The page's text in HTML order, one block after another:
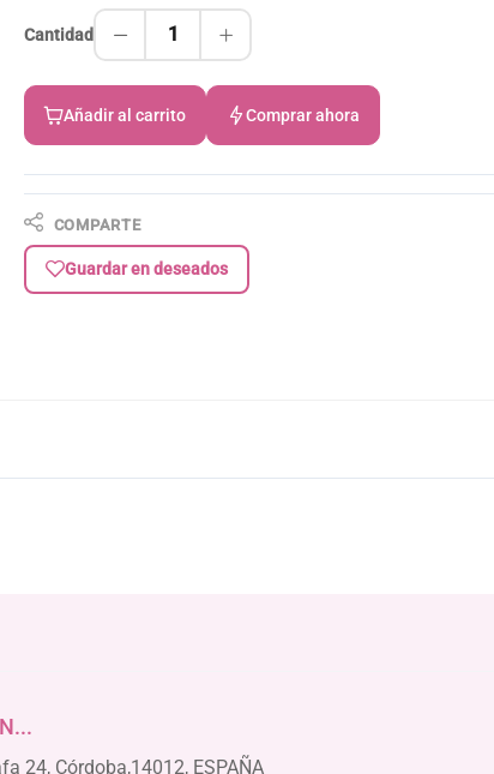
Cantidad 1
Añadir al carrito Comprar ahora
COMPARTE
Guardar en deseados
24, Córdoba,14012, ESPAÑA